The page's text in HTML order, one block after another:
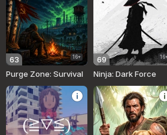
63 16+
Purge Zone: Survival
69
Ninja: Dark Force